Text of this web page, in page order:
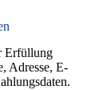
Erfüllung
Adresse, E-